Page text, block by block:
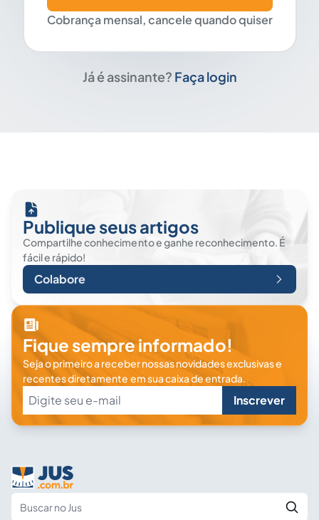
Cobrança mensal, cancele quando quiser
Já é assinante? Faça login
Publique seus artigos
Compartilhe conhecimento e ganhe reconhecimento. É
fácil e rápido!
Colabore
Fique sempre informado!
Seja o primeiro a receber nossas novidades exclusivas e
recentes diretamente em sua caixa de entrada.
Inscrever